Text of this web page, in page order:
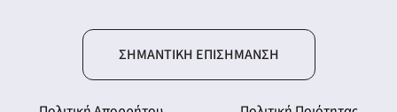
ΣΗΜΑΝΤΙΚΉ ΕΠΙΣΉΜΑΝΣΗ